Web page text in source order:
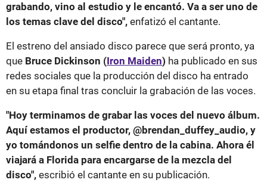
grabando, vino al estudio y le encantó. Va a ser uno de
los temas clave del disco", enfatizó el cantante.
El estreno del ansiado disco parece que será pronto, ya
que Bruce Dickinson (Iron Maiden) ha publicado en sus
redes sociales que la producción del disco ha entrado
en su etapa final tras concluir la grabación de las voces.
"Hoy terminamos de grabar las voces del nuevo álbum.
Aquí estamos el productor, @brendan_duffey_audio, y
yo tomándonos un selfie dentro de la cabina. Ahora él
viajará a Florida para encargarse de la mezcla del
disco", escribió el cantante en su publicación.